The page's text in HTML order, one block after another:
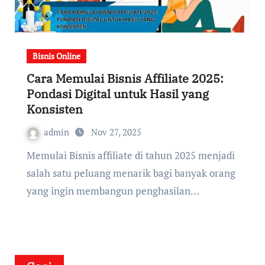
Bisnis Online
Cara Memulai Bisnis Affiliate 2025:
Pondasi Digital untuk Hasil yang
Konsisten
admin Nov 27, 2025
Memulai Bisnis affiliate di tahun 2025 menjadi
salah satu peluang menarik bagi banyak orang
yang ingin membangun penghasilan…